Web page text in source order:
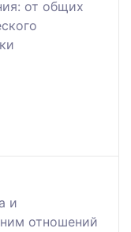
от общих
и
отношений